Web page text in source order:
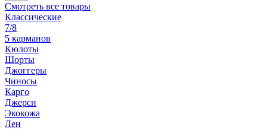
Смотреть все товары
Классические
7/8
5 карманов
Кюлоты
Шорты
Джоггеры
Чиносы
Карго
Джерси
Экокожа
Лен